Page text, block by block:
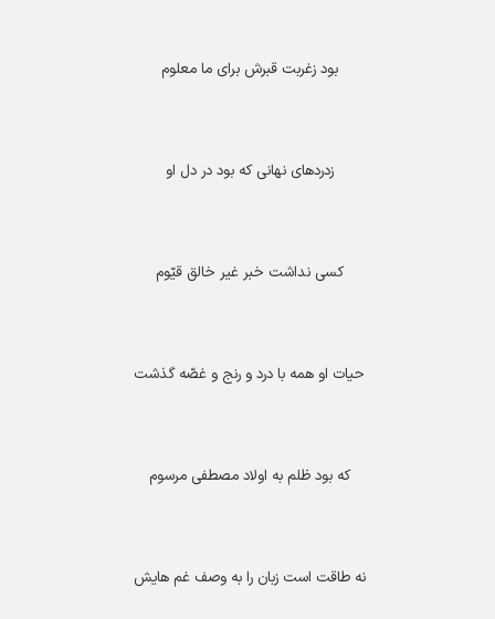
بود زغربت قبرش برای ما معلوم
زدردهای نهانی که بود در دل او
کسی نداشت خبر غیر خالق قیّوم
حیات او همه با درد و رنج و غصّه گذشت
که بود ظلم به اولاد مصطفی مرسوم
نه طاقت است زبان را به وصف غم هایش